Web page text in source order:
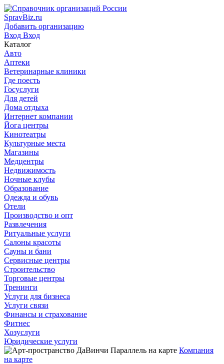
SpravBiz.ru
Добавить организацию
Вход Вход
Каталог
Авто
Аптеки
Ветеринарные клиники
Где поесть
Госуслуги
Для детей
Дома отдыха
Интернет компании
Йога центры
Кинотеатры
Культурные места
Магазины
Медцентры
Недвижимость
Ночные клубы
Образование
Одежда и обувь
Отели
Производство и опт
Развлечения
Ритуальные услуги
Салоны красоты
Сауны и бани
Сервисные центры
Строительство
Торговые центры
Тренинги
Услуги для бизнеса
Услуги связи
Финансы и страхование
Фитнес
Хозуслуги
Юридические услуги
Компания
на карте